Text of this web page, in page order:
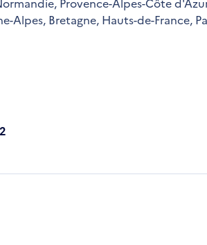
Alpes, Bretagne, Hauts-de-France,